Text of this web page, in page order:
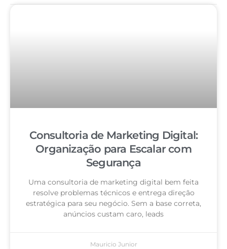
Consultoria de Marketing Digital:
Organização para Escalar com
Segurança
Uma consultoria de marketing digital bem feita
resolve problemas técnicos e entrega direção
estratégica para seu negócio. Sem a base correta,
anúncios custam caro, leads
Mauricio Junior